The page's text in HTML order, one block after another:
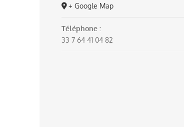
+ Google Map
Téléphone :
33 7 64 41 04 82